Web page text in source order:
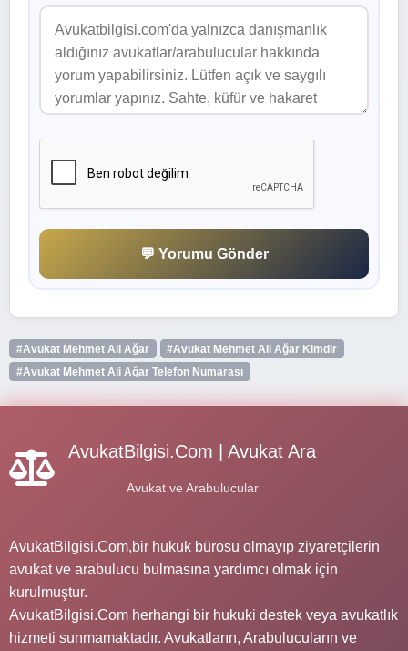
💬 Yorumu Gönder
#Avukat Mehmet Ali Ağar
#Avukat Mehmet Ali Ağar Kimdir
#Avukat Mehmet Ali Ağar Telefon Numarası
AvukatBilgisi.Com | Avukat Ara
Avukat ve Arabulucular
AvukatBilgisi.Com,bir hukuk bürosu olmayıp ziyaretçilerin
avukat ve arabulucu bulmasına yardımcı olmak için
kurulmuştur.
AvukatBilgisi.Com herhangi bir hukuki destek veya avukatlık
hizmeti sunmamaktadır. Avukatların, Arabulucuların ve